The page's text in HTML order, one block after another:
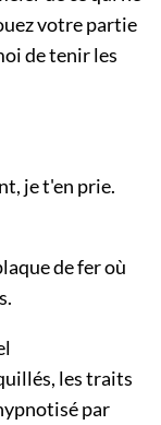
votre partie
de tenir les
je t'en prie.
de fer où
les traits
par